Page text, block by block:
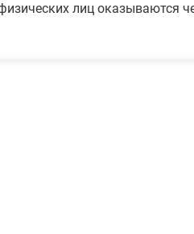
лиц оказываются